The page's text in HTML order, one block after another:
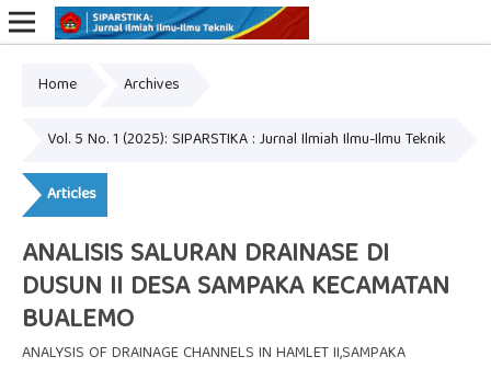
Home Archives
Vol. 5 No. 1 (2025): SIPARSTIKA : Jurnal Ilmiah Ilmu-Ilmu Teknik
Articles
ANALISIS SALURAN DRAINASE DI
DUSUN II DESA SAMPAKA KECAMATAN
BUALEMO
ANALYSIS OF DRAINAGE CHANNELS IN HAMLET II,SAMPAKA